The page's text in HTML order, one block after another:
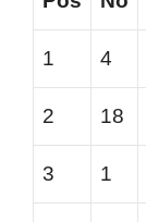
1 4
2 18
3 1